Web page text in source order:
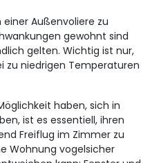
Außenvoliere zu
gewohnt sind
gelten. Wichtig ist nur,
zu niedrigen Temperaturen
haben, sich in
ist es essentiell, ihren
Freiflug im Zimmer zu
Wohnung vogelsicher